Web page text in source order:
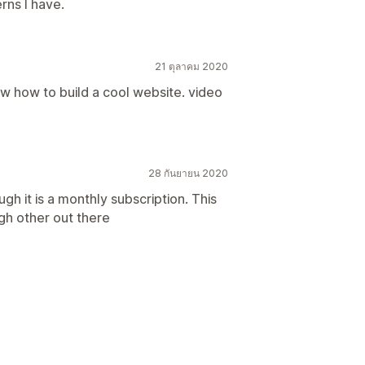
I have.
21 ตุลาคม 2020
how to build a cool website. video
28 กันยายน 2020
it is a monthly subscription. This
other out there